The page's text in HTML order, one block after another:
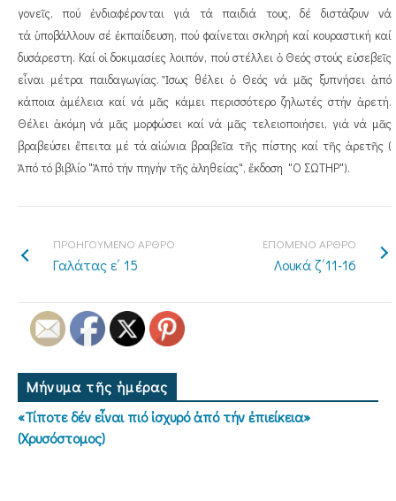
γονεῖς, πού ἐνδιαφέρονται γιά τά παιδιά τους, δέ διστάζουν νά
τά ὑποβάλλουν σέ ἐκπαίδευση, πού φαίνεται σκληρή καί κουραστική καί
δυσάρεστη. Καί οἱ δοκιμασίες λοιπόν, πού στέλλει ὁ Θεός στούς εὐσεβεῖς
εἶναι μέτρα παιδαγωγίας. Ἴσως θέλει ὁ Θεός νά μᾶς ξυπνήσει ἀπό
κάποια ἀμέλεια καί νά μᾶς κάμει περισσότερο ζηλωτές στήν ἀρετή.
Θέλει ἀκόμη νά μᾶς μορφώσει καί νά μᾶς τελειοποιήσει, γιά νά μᾶς
βραβεύσει ἔπειτα μέ τά αἰώνια βραβεῖα τῆς πίστης καί τῆς ἀρετῆς (
Ἀπό τό βιβλίο "Ἀπό τήν πηγήν τῆς ἀληθείας", ἔκδοση "Ο ΣΩΤΗΡ").
ΠΡΟΗΓΟΥΜΕΝΟ ΑΡΘΡΟ
Γαλάτας ε΄ 15
ΕΠΟΜΕΝΟ ΑΡΘΡΟ
Λουκά ζ΄11-16
Μήνυμα τῆς ἡμέρας
«Τίποτε δέν εἶναι πιό ἰσχυρό ἀπό τήν ἐπιείκεια»
(Χρυσόστομος)